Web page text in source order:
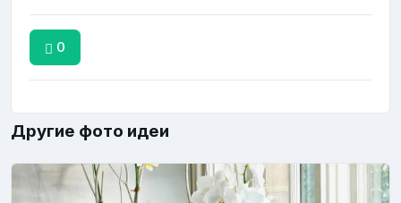
0
Другие фото идеи